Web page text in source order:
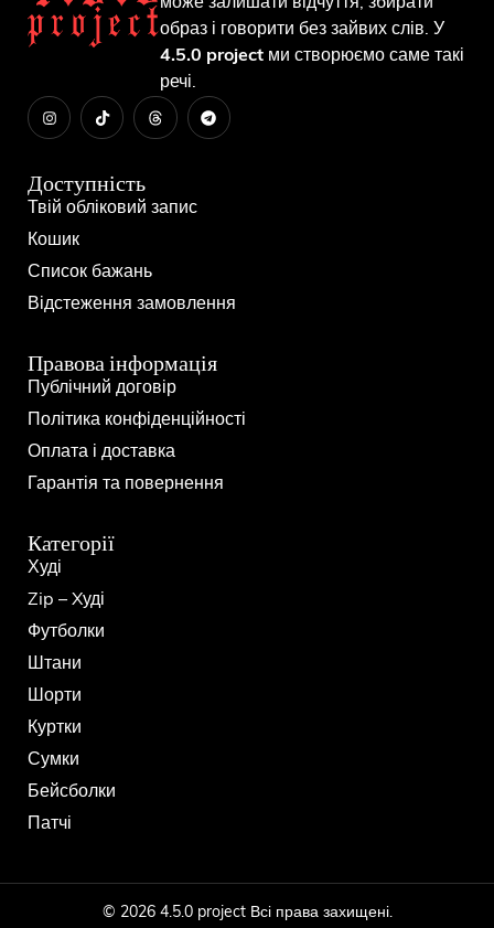
образ і говорити без зайвих слів. У
4.5.0 project ми створюємо саме такі
речі.
Доступність
Твій обліковий запис
Кошик
Список бажань
Відстеження замовлення
Правова інформація
Публічний договір
Політика конфіденційності
Оплата і доставка
Гарантія та повернення
Категорії
Худі
Zip – Xуді
Футболки
Штани
Шорти
Куртки
Сумки
Бейсболки
Патчі
© 2026 4.5.0 project Всі права захищені.